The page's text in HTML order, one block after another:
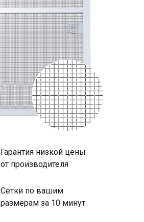
Гарантия низкой цены
от производителя
Сетки по вашим
размерам за 10 минут